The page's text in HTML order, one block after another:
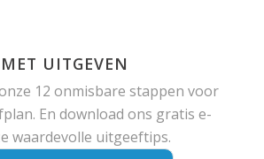
UITGEVEN
12 onmisbare stappen voor
En download ons gratis e-
waardevolle uitgeeftips.